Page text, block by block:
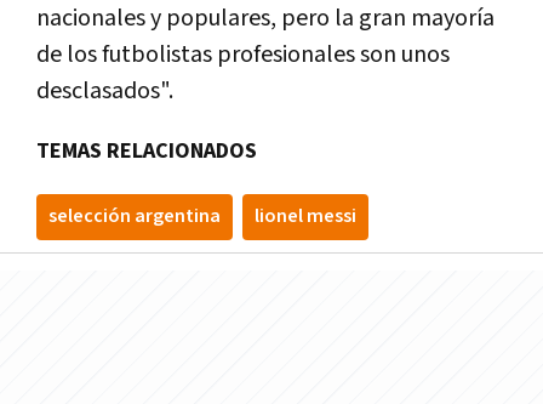
nacionales y populares, pero la gran mayoría
de los futbolistas profesionales son unos
desclasados".
TEMAS RELACIONADOS
selección argentina lionel messi